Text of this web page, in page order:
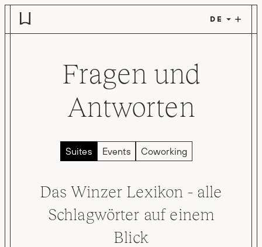
Zum Hauptinhalt springen
Fragen und
Antworten
Suites Events Coworking
Das Winzer Lexikon - alle
Schlagwörter auf einem
Blick